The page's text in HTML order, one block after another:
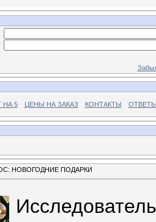
НА 5 ЦЕНЫ НА ЗАКАЗ КОНТАКТЫ
НОВОГОДНИЕ ПОДАРКИ